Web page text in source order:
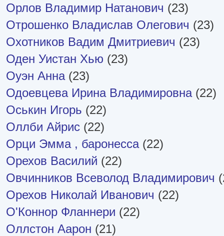
Орлов Владимир Натанович (23)
Отрошенко Владислав Олегович (23)
Охотников Вадим Дмитриевич (23)
Оден Уистан Хью (23)
Оуэн Анна (23)
Одоевцева Ирина Владимировна (22)
Оськин Игорь (22)
Оллби Айрис (22)
Орци Эмма , баронесса(22)
Орехов Василий (22)
Овчинников Всеволод Владимирович
Орехов Николай Иванович (22)
О'Коннор Фланнери (22)
Оллстон Аарон (21)